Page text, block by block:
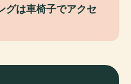
グは車椅子でアクセ